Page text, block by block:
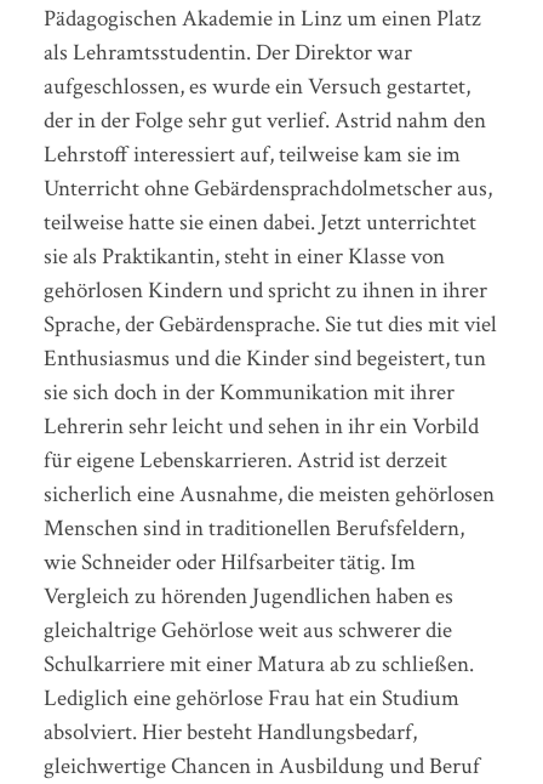
Pädagogischen Akademie in Linz um einen Platz
als Lehramtsstudentin. Der Direktor war
aufgeschlossen, es wurde ein Versuch gestartet,
der in der Folge sehr gut verlief. Astrid nahm den
Lehrstoff interessiert auf, teilweise kam sie im
Unterricht ohne Gebärdensprachdolmetscher aus,
teilweise hatte sie einen dabei. Jetzt unterrichtet
sie als Praktikantin, steht in einer Klasse von
gehörlosen Kindern und spricht zu ihnen in ihrer
Sprache, der Gebärdensprache. Sie tut dies mit viel
Enthusiasmus und die Kinder sind begeistert, tun
sie sich doch in der Kommunikation mit ihrer
Lehrerin sehr leicht und sehen in ihr ein Vorbild
für eigene Lebenskarrieren. Astrid ist derzeit
sicherlich eine Ausnahme, die meisten gehörlosen
Menschen sind in traditionellen Berufsfeldern,
wie Schneider oder Hilfsarbeiter tätig. Im
Vergleich zu hörenden Jugendlichen haben es
gleichaltrige Gehörlose weit aus schwerer die
Schulkarriere mit einer Matura ab zu schließen.
Lediglich eine gehörlose Frau hat ein Studium
absolviert. Hier besteht Handlungsbedarf,
gleichwertige Chancen in Ausbildung und Beruf